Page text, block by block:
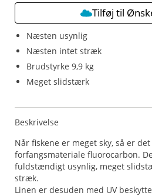
Næsten usynlig
Næsten intet stræk
Brudstyrke 9,9 kg
Meget slidstærk
Tilføj til
Beskrivelse
Når fiskene er meget sky, så er
forfangsmateriale fluorocarbon.
fuldstændigt usynlig, meget
stræk.
Linen er desuden med UV